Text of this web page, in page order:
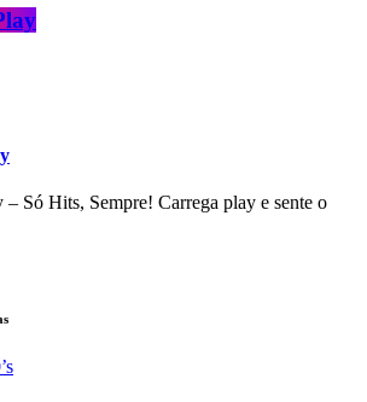
Só Hits, Sempre! Carrega play e sente o